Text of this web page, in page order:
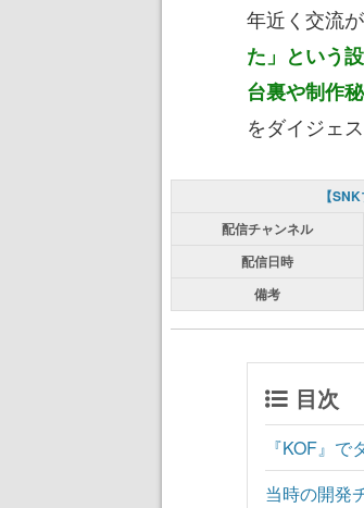
年近く交流
た」という
台裏や制作
をダイジェ
【
配信チャンネル
配信日時
備考
目次
『KOF』
当時の開発